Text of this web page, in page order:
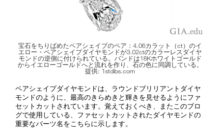
宝石をちりばめたペアシェイプのペア：4.06カラット（ct）のイ
エロー・ペアシェイプダイヤモンドが3.02ctのカラーレスダイヤ
モンドの逆側に付けられている。バンドは18Kホワイトゴールド
からイエローゴールドへと流れを作り、石の色に同調している。
提供: 1stdibs.com
ペアシェイプダイヤモンドは、ラウンドブリリアントダイヤ
モンドのように、最高のきらめきと輝きを見せるようにファ
セットカットされています。覚えておくべき、またこのブロ
グで使用している、ファセットカットされたダイヤモンドの
重要なパーツ名をこちらに示します。